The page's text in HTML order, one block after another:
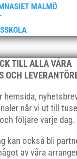
MALMÖ
TILL ALLA VÅRA
OCH
hemsida,
når vi ut till
följare varje dag.
kan också bli
av våra